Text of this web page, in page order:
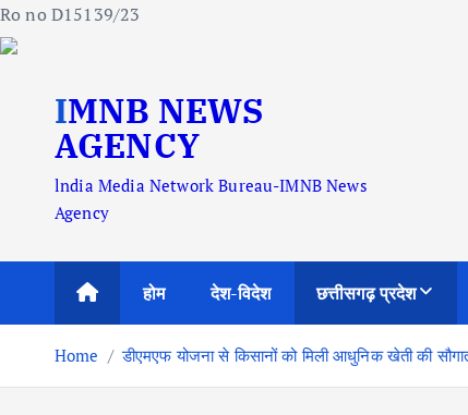
Ro no D15139/23
IMNB NEWS
AGENCY
lndia Media Network Bureau-IMNB News
Agency
होम देश-विदेश छत्तीसगढ़ प्रदेश
Home डीएमएफ योजना से किसानों को मिली आधुनिक खेती की